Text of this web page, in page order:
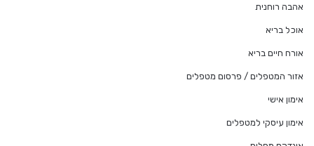
אהבה רוחנית
אוכל בריא
אורח חיים בריא
אזור המטפלים / פרסום מטפלים
אימון אישי
אימון עיסקי למטפלים